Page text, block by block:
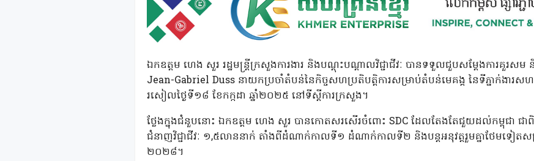
ឯកឧត្ដម ហេង សួរ រដ្ឋមន្ត្រីក្រសួងការងារ និងបណ្ដុះបណ្ដាលវិជ្ជាជីវៈ បានទទួលជួបសម្តែងការគួរសម
Jean-Gabriel Duss នាយកប្រចាំតំបន់នៃកិច្ចសហប្រតិបត្តិការសម្រាប់តំបន់មេគង្គ នៃទីភ្នាក់ងារសហ
រសៀលថ្ងៃទី១៨ ខែកក្កដា ឆ្នាំ២០២៥ នៅទីស្តីការក្រសួង។
ថ្លែងក្នុងជំនួបនោះ ឯកឧត្តម ហេង សួរ បានកោតសរសើរចំពោះ SDC ដែលតែងតែជួយដល់កម្ពុជា
ជំនាញវិជ្ជាជីវៈ ១,៥លាននាក់ តាំងពីដំណាក់កាលទី១ ដំណាក់កាលទី២ និងបន្តអនុវត្តរួមគ្នាថែមទៀ
២០២៨។